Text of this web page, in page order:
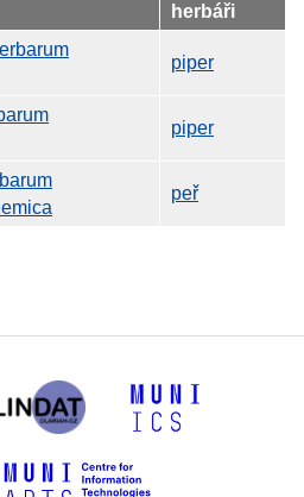
herbáři
piper
piper
peř